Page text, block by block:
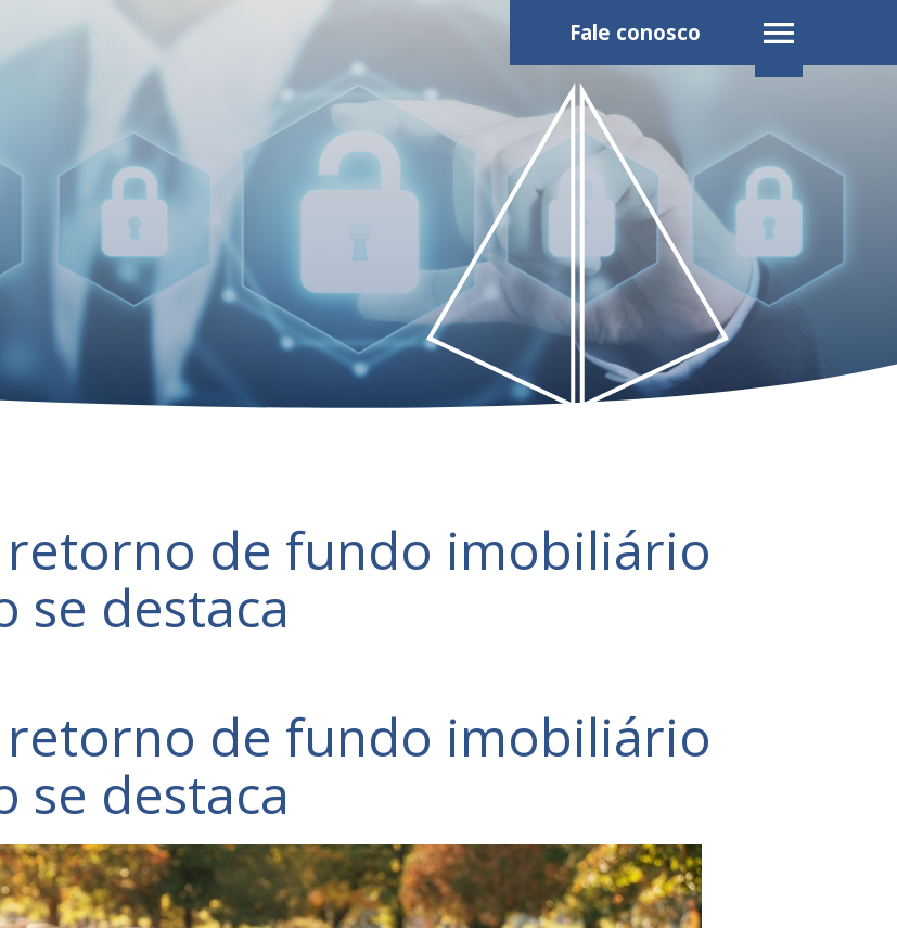
Fale conosco
retorno de fundo imobiliário
destaca
retorno de fundo imobiliário
destaca